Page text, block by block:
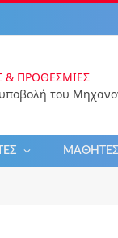
& ΠΡΟΘΕΣΜΊΕΣ
ΜΑΘΗΤΈΣ